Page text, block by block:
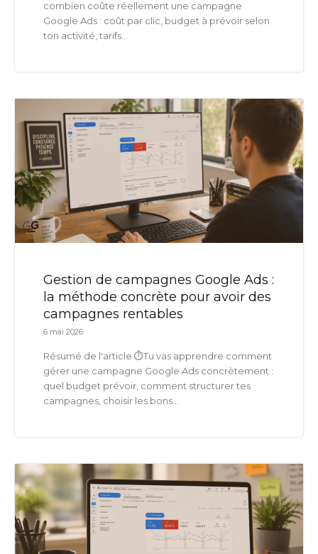
combien coûte réellement une campagne
Google Ads : coût par clic, budget à prévoir selon
ton activité, tarifs...
Gestion de campagnes Google Ads :
la méthode concrète pour avoir des
campagnes rentables
6 mai 2026
Résumé de l'article ⏱️Tu vas apprendre comment
gérer une campagne Google Ads concrètement :
quel budget prévoir, comment structurer tes
campagnes, choisir les bons...